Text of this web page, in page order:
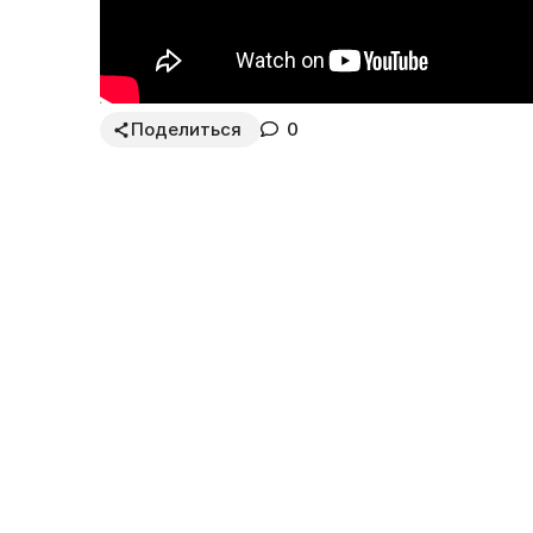
Поделиться 0